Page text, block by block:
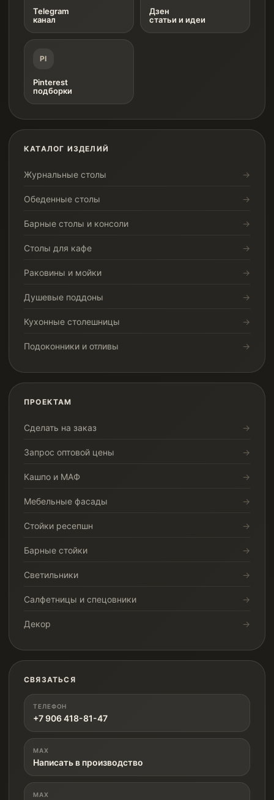
Telegram
канал
Дзен
статьи и идеи
PI
Pinterest
подборки
КАТАЛОГ ИЗДЕЛИЙ
Журнальные столы
Обеденные столы
Барные столы и консоли
Столы для кафе
Раковины и мойки
Душевые поддоны
Кухонные столешницы
Подоконники и отливы
ПРОЕКТАМ
Сделать на заказ
Запрос оптовой цены
Кашпо и МАФ
Мебельные фасады
Стойки ресепшн
Барные стойки
Светильники
Салфетницы и спецовники
Декор
СВЯЗАТЬСЯ
ТЕЛЕФОН
+7 906 418-81-47
MAX
Написать в производство
MAX